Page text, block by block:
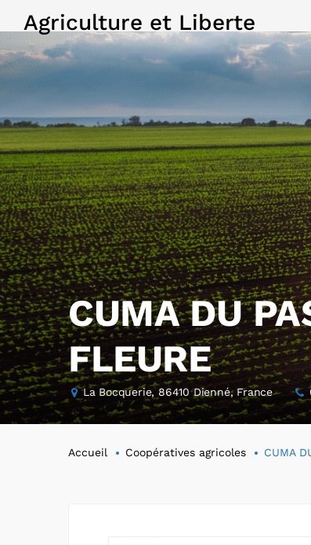
Agriculture et Liberte
CUMA DU
FLEURE
La Bocquerie, 86410 Dienné, France
Accueil Coopératives agricoles CUMA